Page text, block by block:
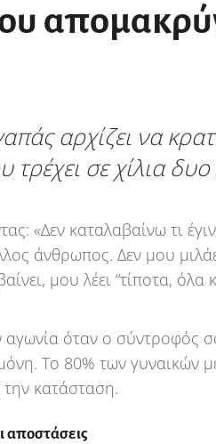
αρχίζει να
σε χίλια
«Δεν καταλαβαίνω τι
άνθρωπος. Δεν μου
μου λέει “τίποτα, όλα
όταν ο σύντροφός
Το 80% των γυναικών
κατάσταση.
αποστάσεις